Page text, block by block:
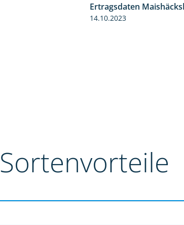
Ertragsdaten
14.10.2023
Sortenvorteile